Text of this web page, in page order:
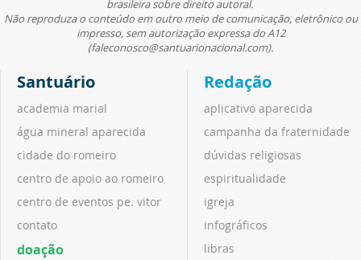
brasileira sobre direito autoral.
Não reproduza o conteúdo em outro meio de comunicação, eletrônico ou
impresso, sem autorização expressa do A12
(faleconosco@santuarionacional.com).
Santuário
academia marial
água mineral aparecida
cidade do romeiro
centro de apoio ao romeiro
centro de eventos pe. vitor
contato
doação
Redação
aplicativo aparecida
campanha da fraternidade
dúvidas religiosas
espiritualidade
igreja
infográficos
libras